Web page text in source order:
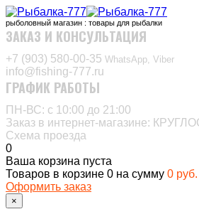
рыболовный магазин : товары для рыбалки
ЗАКАЗ И КОНСУЛЬТАЦИЯ
+7 (903) 580-00-35‬ WhatsApp, Viber
info@fishing-777.ru
ГРАФИК РАБОТЫ
ПН-ВС: с 10:00 до 21:00
Заказ в интернет-магазине:
Схема проезда
0
Ваша корзина пуста
Товаров в корзине 0 на сумму 0 руб.
Оформить заказ
×